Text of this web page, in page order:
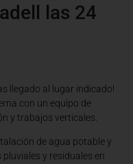
las 24
llegado al lugar indicado!
con un equipo de
y trabajos verticales.
de agua potable y
y residuales en